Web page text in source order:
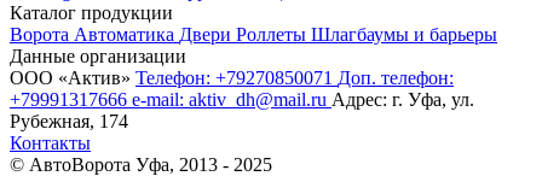
Каталог продукции
Ворота Автоматика Двери Роллеты Шлагбаумы и барьеры
Данные организации
ООО «‎Актив»‎ Телефон: +79270850071 Доп. телефон:
+79991317666 e-mail: aktiv_dh@mail.ru Адрес: г. Уфа, ул.
Рубежная, 174
Контакты
© АвтоВорота Уфа, 2013 - 2025